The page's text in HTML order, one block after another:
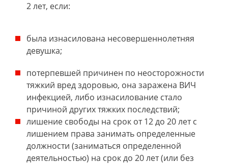
2 лет, если:
была изнасилована несовершеннолетняя
девушка;
потерпевшей причинен по неосторожности
тяжкий вред здоровью, она заражена ВИЧ
инфекцией, либо изнасилование стало
причиной других тяжких последствий;
лишение свободы на срок от 12 до 20 лет с
лишением права занимать определенные
должности (заниматься определенной
деятельностью) на срок до 20 лет (или без